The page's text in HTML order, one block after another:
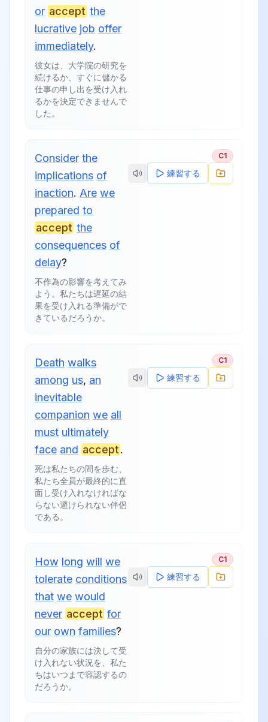
or accept the
lucrative job offer
immediately.
彼女は、大学院の研究を
続けるか、すぐに儲かる
仕事の申し出を受け入れ
るかを決定できませんで
した。
Consider the
implications of
inaction. Are we
prepared to
accept the
consequences of
delay?
不作為の影響を考えてみ
よう。私たちは遅延の結
果を受け入れる準備がで
きているだろうか。
C1
練習する
Death walks
among us, an
inevitable
companion we all
must ultimately
face and accept.
死は私たちの間を歩む、
私たち全員が最終的に直
面し受け入れなければな
らない避けられない伴侶
である。
C1
練習する
How long will we
tolerate conditions
that we would
never accept for
our own families?
自分の家族には決して受
け入れない状況を、私た
ちはいつまで容認するの
だろうか。
C1
練習する